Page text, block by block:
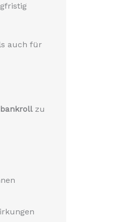
auch für
zu